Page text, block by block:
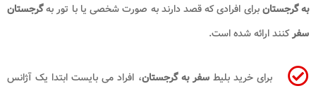
به گرجستانبرای افرادی که قصد دارند به صورت شخصی یا با تور بهگرجستان
سفرکنند ارائه شده است.
برای خرید بلیطسفر به گرجستان، افراد می بایست ابتدا یک آژانس